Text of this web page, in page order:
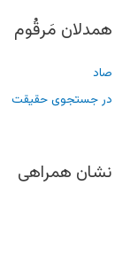
همدلان مَرقُوم
صاد
در جستجوی حقیقت
نشان همراهی